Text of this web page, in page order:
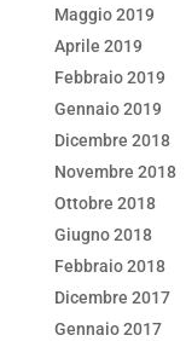
Maggio 2019
Aprile 2019
Febbraio 2019
Gennaio 2019
Dicembre 2018
Novembre 2018
Ottobre 2018
Giugno 2018
Febbraio 2018
Dicembre 2017
Gennaio 2017